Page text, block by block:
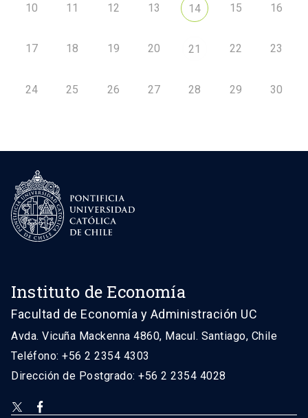
10 11 12 13 14 15 16
17 18 19 20 21 22 23
24 25 26 27 28 29 30
Instituto de Economía
Facultad de Economía y Administración UC
Avda. Vicuña Mackenna 4860, Macul. Santiago, Chile
Teléfono: +56 2 2354 4303
Dirección de Postgrado: +56 2 2354 4028